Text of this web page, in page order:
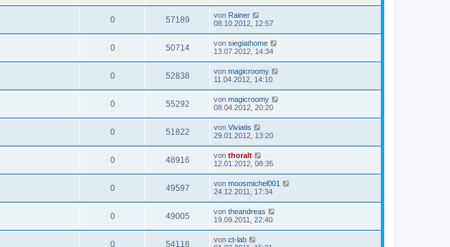
0 57189 von Rainer
08.10.2012, 12:57
0 50714 von siegiathome
13.07.2012, 14:34
0 52838 von magicroomy
11.04.2012, 14:10
0 55292 von magicroomy
08.04.2012, 20:20
0 51822 von Viviatis
29.01.2012, 13:20
0 48916 von thoralt
12.01.2012, 08:35
0 49597 von moosmichel001
24.12.2011, 17:34
0 49005 von theandreas
19.09.2011, 22:40
0 54118 von ct-lab